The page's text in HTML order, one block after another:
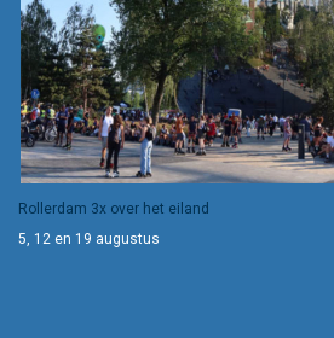
Rollerdam 3x over het eiland
5, 12 en 19 augustus